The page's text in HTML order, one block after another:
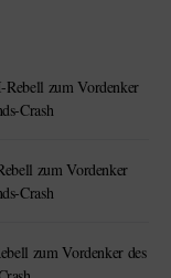
zum Vordenker
Crash
zum Vordenker
Crash
zum Vordenker des